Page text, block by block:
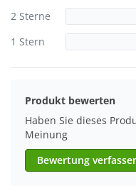
2 Sterne
1 Stern
Produkt bewerten
Haben Sie dieses
Meinung
Bewertung